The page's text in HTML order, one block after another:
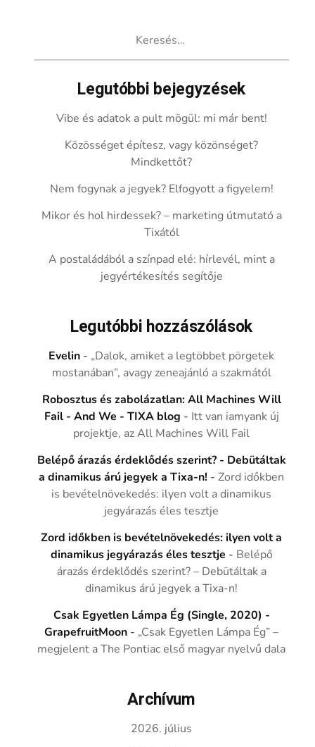
Legutóbbi bejegyzések
Vibe és adatok a pult mögül: mi már bent!
Közösséget építesz, vagy közönséget?
Mindkettőt?
Nem fogynak a jegyek? Elfogyott a figyelem!
Mikor és hol hirdessek? – marketing útmutató a
Tixától
A postaládából a színpad elé: hírlevél, mint a
jegyértékesítés segítője
Legutóbbi hozzászólások
Evelin - „Dalok, amiket a legtöbbet pörgetek
mostanában”, avagy zeneajánló a szakmától
Robosztus és zabolázatlan: All Machines Will
Fail - And We - TIXA blog - Itt van iamyank új
projektje, az All Machines Will Fail
Belépő árazás érdeklődés szerint? - Debütáltak
a dinamikus árú jegyek a Tixa-n! -Zord időkben
is bevételnövekedés: ilyen volt a dinamikus
jegyárazás éles tesztje
Zord időkben is bevételnövekedés: ilyen volt a
dinamikus jegyárazás éles tesztje - Belépő
árazás érdeklődés szerint? – Debütáltak a
dinamikus árú jegyek a Tixa-n!
Csak Egyetlen Lámpa Ég (Single, 2020) -
GrapefruitMoon - „Csak Egyetlen Lámpa Ég” –
megjelent a The Pontiac első magyar nyelvű dala
Archívum
2026. július